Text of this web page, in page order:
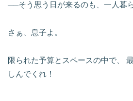
──そう思う日が来るのも、一人暮
さぁ、息子よ。
限られた予算とスペースの中で、
しんでくれ！